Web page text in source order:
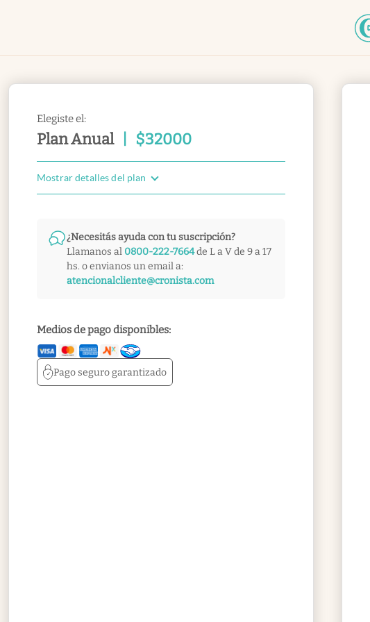
Elegiste el:
Plan Anual $32000
Mostrar detalles del plan
¿Necesitás ayuda con tu suscripción?
Llamanos al 0800-222-7664de L a V de 9 a 17
hs. o envianos un email a:
atencionalcliente@cronista.com
Medios de pago disponibles:
Pago segurogarantizado